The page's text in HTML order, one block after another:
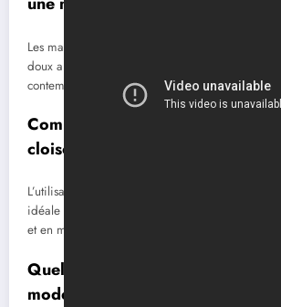
Les matériaux phares incluent le bois naturel,
doux ainsi que le verre et le métal brossé pour
contemporaines. Ils apportent chaleur, texture et
Comment délimiter les espaces
cloisonner dans une maison
L’utilisation de claustras en bois, niches
idéale pour structurer les espaces tout en
et en maintenant une impression d’ouverture.
Quelles couleurs privilégier
moderne tendance ?